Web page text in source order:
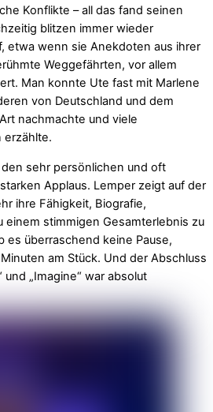
Konflikte – all das fand seinen
blitzen immer wieder
etwa wenn sie Anekdoten aus ihrer
Weggefährten, vor allem
Man konnte Ute fast mit Marlene
von Deutschland und dem
nachmachte und viele
erzählte.
sehr persönlichen und oft
Applaus. Lemper zeigt auf der
ihre Fähigkeit, Biografie,
einem stimmigen Gesamterlebnis zu
es überraschend keine Pause,
am Stück. Und der Abschluss
und „Imagine“ war absolut